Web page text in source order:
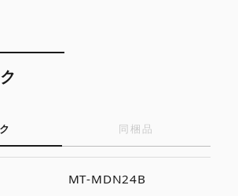
同梱品
MT-MDN24B